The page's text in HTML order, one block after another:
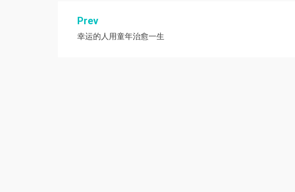
文
章
Prev
幸运的人用童年治愈一生